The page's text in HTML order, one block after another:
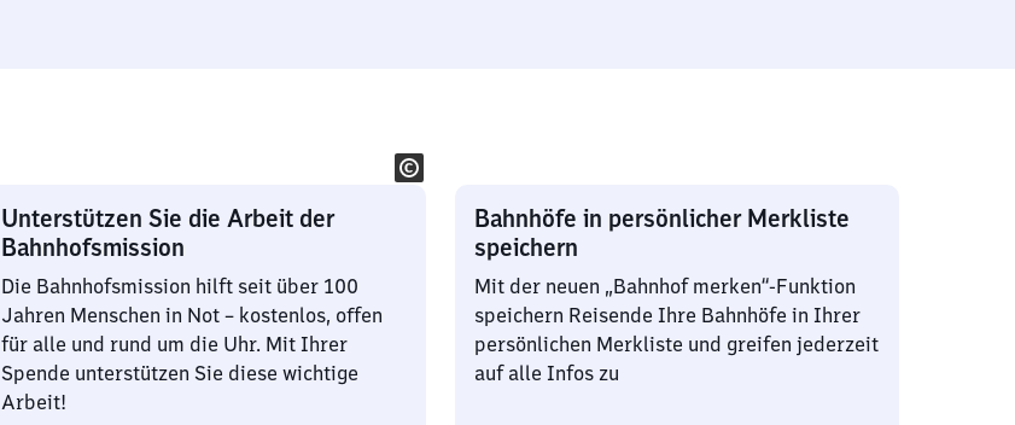
Unterstützen Sie die Arbeit der
Bahnhofsmission
Die Bahnhofsmission hilft seit über 100
Jahren Menschen in Not – kostenlos, offen
für alle und rund um die Uhr. Mit Ihrer
Spende unterstützen Sie diese wichtige
Arbeit!
Bahnhöfe in persönlicher Merkliste
speichern
Mit der neuen „Bahnhof merken“-Funktion
speichern Reisende Ihre Bahnhöfe in Ihrer
persönlichen Merkliste und greifen jederzeit
auf alle Infos zu